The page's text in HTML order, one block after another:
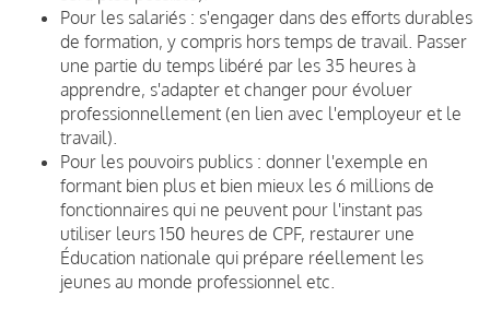
Pour les salariés : s'engager dans des efforts durables
de formation, y compris hors temps de travail. Passer
une partie du temps libéré par les 35 heures à
apprendre, s'adapter et changer pour évoluer
professionnellement (en lien avec l'employeur et le
travail).
Pour les pouvoirs publics : donner l'exemple en
formant bien plus et bien mieux les 6 millions de
fonctionnaires qui ne peuvent pour l'instant pas
utiliser leurs 150 heures de CPF, restaurer une
Éducation nationale qui prépare réellement les
jeunes au monde professionnel etc.